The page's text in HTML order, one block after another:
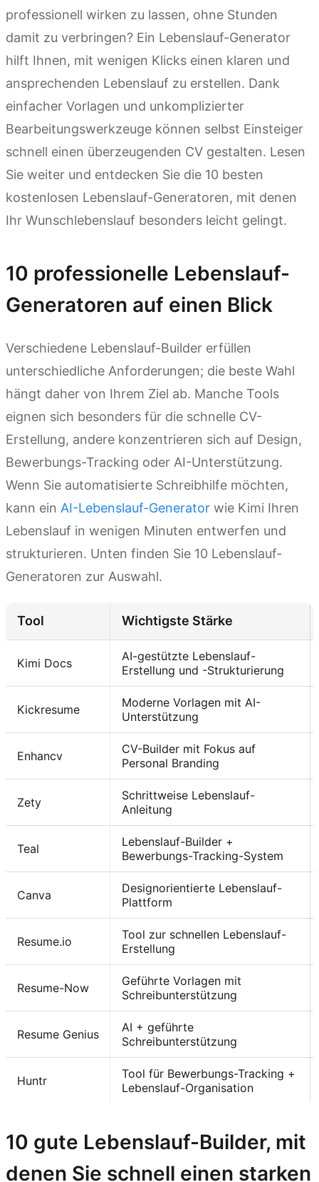
professionell wirken zu lassen, ohne Stunden
damit zu verbringen? Ein Lebenslauf-Generator
hilft Ihnen, mit wenigen Klicks einen klaren und
ansprechenden Lebenslauf zu erstellen. Dank
einfacher Vorlagen und unkomplizierter
Bearbeitungswerkzeuge können selbst Einsteiger
schnell einen überzeugenden CV gestalten. Lesen
Sie weiter und entdecken Sie die 10 besten
kostenlosen Lebenslauf-Generatoren, mit denen
Ihr Wunschlebenslauf besonders leicht gelingt.
10 professionelle Lebenslauf-
Generatoren auf einen Blick
Verschiedene Lebenslauf-Builder erfüllen
unterschiedliche Anforderungen; die beste Wahl
hängt daher von Ihrem Ziel ab. Manche Tools
eignen sich besonders für die schnelle CV-
Erstellung, andere konzentrieren sich auf Design,
Bewerbungs-Tracking oder AI-Unterstützung.
Wenn Sie automatisierte Schreibhilfe möchten,
kann ein AI-Lebenslauf-Generator wie Kimi Ihren
Lebenslauf in wenigen Minuten entwerfen und
strukturieren. Unten finden Sie 10 Lebenslauf-
Generatoren zur Auswahl.
Tool Wichtigste Stärke
Kimi Docs
AI-gestützte Lebenslauf-
Erstellung und -Strukturierung
Kickresume
Moderne Vorlagen mit AI-
Unterstützung
Enhancv
CV-Builder mit Fokus auf
Personal Branding
Zety
Schrittweise Lebenslauf-
Anleitung
Teal
Lebenslauf-Builder +
Bewerbungs-Tracking-System
Canva
Designorientierte Lebenslauf-
Plattform
Resume.io
Tool zur schnellen Lebenslauf-
Erstellung
Resume-Now
Geführte Vorlagen mit
Schreibunterstützung
Resume Genius
AI + geführte
Schreibunterstützung
Huntr
Tool für Bewerbungs-Tracking +
Lebenslauf-Organisation
10 gute Lebenslauf-Builder, mit
denen Sie schnell einen starken